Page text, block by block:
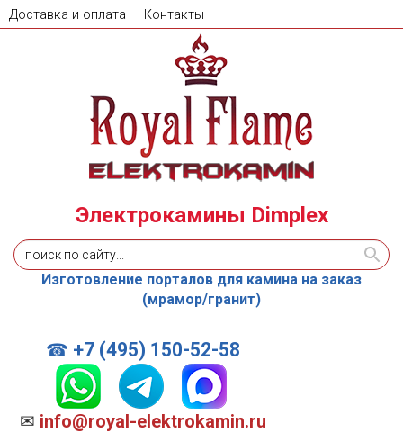
Доставка и оплата Контакты
☎ +7 (495) 150-52-58
✉ info@royal-elektrokamin.ru
Электрокамины Dimplex
Изготовление порталов для камина на заказ
(мрамор/гранит)